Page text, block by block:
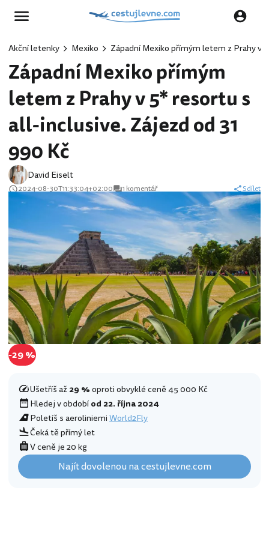
Akční letenky Mexiko Západní Mexiko přímým letem z Prahy v
Západní Mexiko přímým
letem z Prahy v 5* resortu s
all-inclusive. Zájezd od 31
990 Kč
David Eiselt
2024-08-30T11:33:04+02:00 1 komentář Sdílet
-29 %
Ušetříš až29 %oproti obvyklé ceně 45 000 Kč
Hledej v obdobíod 22. října 2024
Poletíš s aeroliniemiWorld2Fly
Čeká tě přímý let
V ceně je 20 kg
Najít dovolenou na cestujlevne.com